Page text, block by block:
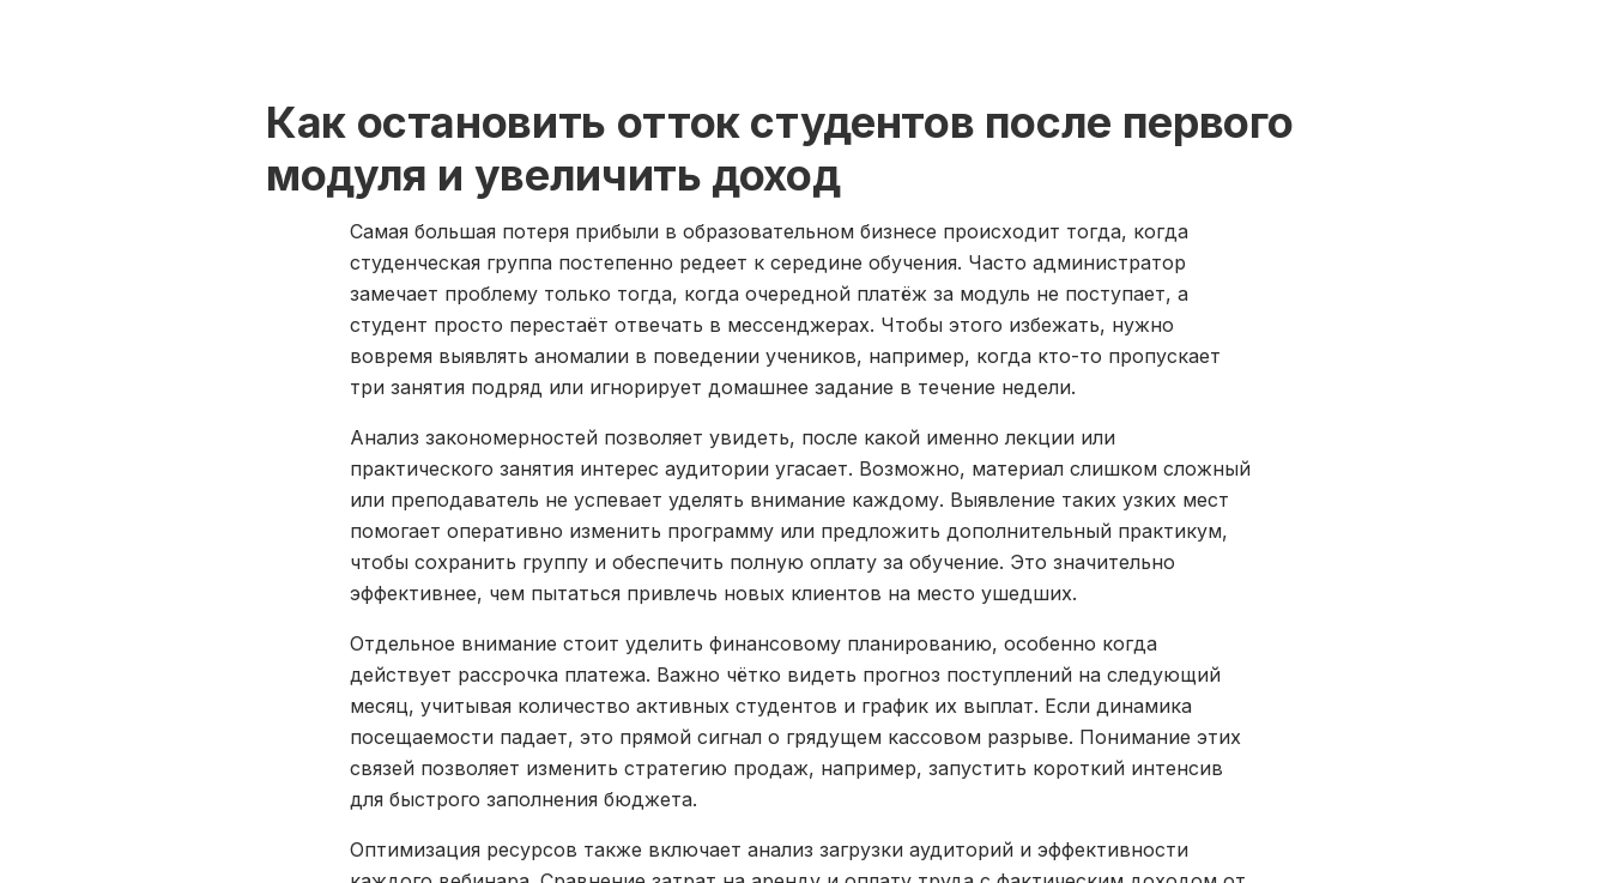
Как остановить отток студентов после первого
модуля и увеличить доход
Самая большая потеря прибыли в образовательном бизнесе происходит тогда, когда
студенческая группа постепенно редеет к середине обучения. Часто администратор
замечает проблему только тогда, когда очередной платёж за модуль не поступает, а
студент просто перестаёт отвечать в мессенджерах. Чтобы этого избежать, нужно
вовремя выявлять аномалии в поведении учеников, например, когда кто-то пропускает
три занятия подряд или игнорирует домашнее задание в течение недели.
Анализ закономерностей позволяет увидеть, после какой именно лекции или
практического занятия интерес аудитории угасает. Возможно, материал слишком сложный
или преподаватель не успевает уделять внимание каждому. Выявление таких узких мест
помогает оперативно изменить программу или предложить дополнительный практикум,
чтобы сохранить группу и обеспечить полную оплату за обучение. Это значительно
эффективнее, чем пытаться привлечь новых клиентов на место ушедших.
Отдельное внимание стоит уделить финансовому планированию, особенно когда
действует рассрочка платежа. Важно чётко видеть прогноз поступлений на следующий
месяц, учитывая количество активных студентов и график их выплат. Если динамика
посещаемости падает, это прямой сигнал о грядущем кассовом разрыве. Понимание этих
связей позволяет изменить стратегию продаж, например, запустить короткий интенсив
для быстрого заполнения бюджета.
Оптимизация ресурсов также включает анализ загрузки аудиторий и эффективности